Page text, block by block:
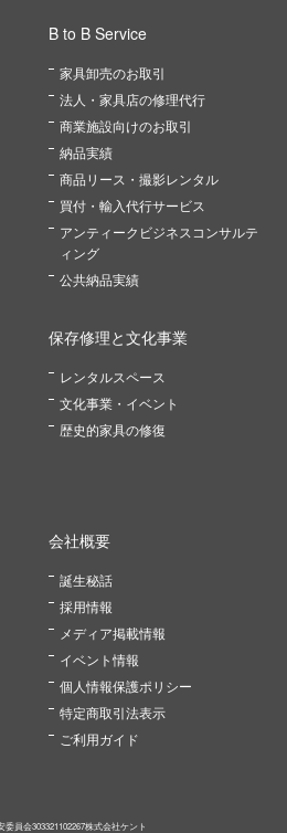
B to B Service
家具卸売のお取引
法人・家具店の修理代行
商業施設向けのお取引
納品実績
商品リース・撮影レンタル
買付・輸入代行サービス
アンティークビジネスコンサルテ
ィング
公共納品実績
保存修理と文化事業
レンタルスペース
文化事業・イベント
歴史的家具の修復
会社概要
誕生秘話
採用情報
メディア掲載情報
イベント情報
個人情報保護ポリシー
特定商取引法表示
ご利用ガイド
員会303321102267株式会社ケント